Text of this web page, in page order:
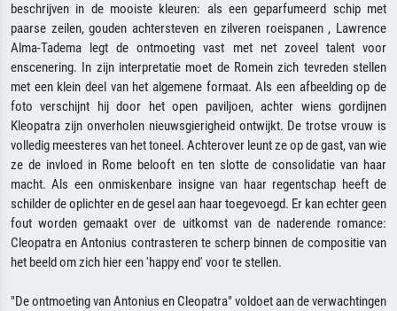
beschrijven in de mooiste kleuren: als een geparfumeerd schip met
paarse zeilen, gouden achtersteven en zilveren roeispanen , Lawrence
Alma-Tadema legt de ontmoeting vast met net zoveel talent voor
enscenering. In zijn interpretatie moet de Romein zich tevreden stellen
met een klein deel van het algemene formaat. Als een afbeelding op de
foto verschijnt hij door het open paviljoen, achter wiens gordijnen
Kleopatra zijn onverholen nieuwsgierigheid ontwijkt. De trotse vrouw is
volledig meesteres van het toneel. Achterover leunt ze op de gast, van wie
ze de invloed in Rome belooft en ten slotte de consolidatie van haar
macht. Als een onmiskenbare insigne van haar regentschap heeft de
schilder de oplichter en de gesel aan haar toegevoegd. Er kan echter geen
fout worden gemaakt over de uitkomst van de naderende romance:
Cleopatra en Antonius contrasteren te scherp binnen de compositie van
het beeld om zich hier een 'happy end' voor te stellen.
"De ontmoeting van Antonius en Cleopatra" voldoet aan de verwachtingen